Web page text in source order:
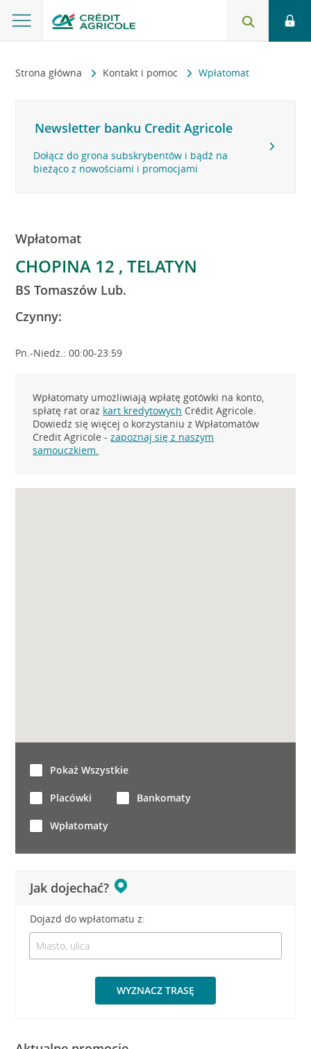
Strona główna Kontakt i pomoc Wpłatomat
Newsletter banku Credit Agricole
Dołącz do grona subskrybentów i bądź na
bieżąco z nowościami i promocjami
Wpłatomat
CHOPINA 12 , TELATYN
BS Tomaszów Lub.
Czynny:
Pn.-Niedz.: 00:00-23:59
Wpłatomaty umożliwiają wpłatę gotówki na konto,
spłatę rat oraz kart kredytowych Crédit Agricole.
Dowiedz się więcej o korzystaniu z Wpłatomatów
Credit Agricole -zapoznaj się z naszym
samouczkiem.
Jak dojechać?
Dojazd do wpłatomatu z:
WYZNACZ TRASĘ
Pokaż Wszystkie
Placówki Bankomaty
Wpłatomaty